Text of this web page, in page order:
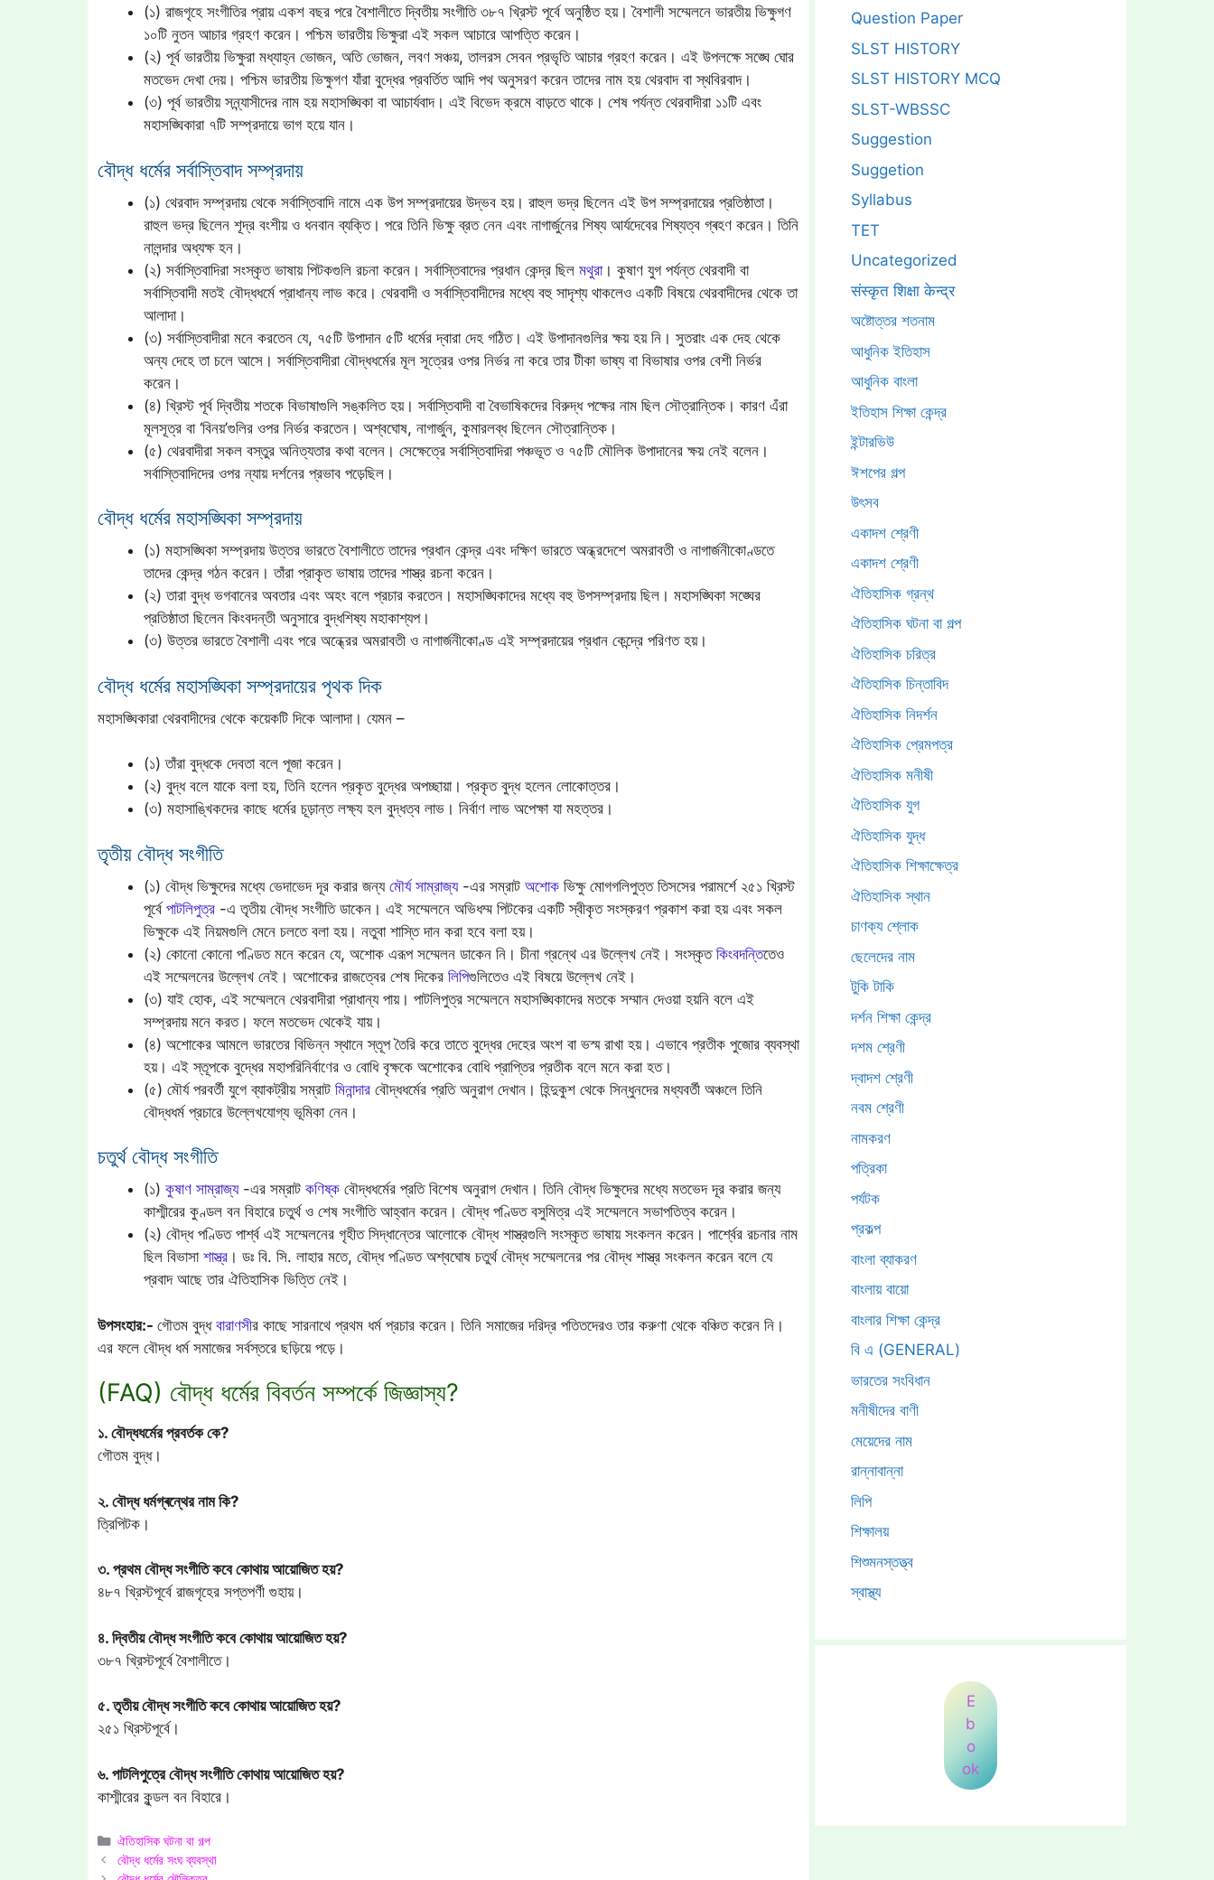
(১) রাজগৃহে সংগীতির প্রায় একশ বছর পরে বৈশালীতে দ্বিতীয় সংগীতি ৩৮৭ খ্রিস্ট পূর্বে অনুষ্ঠিত হয়। বৈশালী সম্মেলনে ভারতীয় ভিক্ষুগণ
১০টি নুতন আচার গ্রহণ করেন। পশ্চিম ভারতীয় ভিক্ষুরা এই সকল আচারে আপত্তি করেন।
(২) পূর্ব ভারতীয় ভিক্ষুরা মধ্যাহ্ন ভোজন, অতি ভোজন, লবণ সঞ্চয়, তালরস সেবন প্রভৃতি আচার গ্রহণ করেন। এই উপলক্ষে সঙ্ঘে ঘোর
মতভেদ দেখা দেয়। পশ্চিম ভারতীয় ভিক্ষুগণ যাঁরা বুদ্ধের প্রবর্তিত আদি পথ অনুসরণ করেন তাদের নাম হয় থেরবাদ বা স্থবিরবাদ।
(৩) পূর্ব ভারতীয় সন্ন্যাসীদের নাম হয় মহাসঙ্ঘিকা বা আচার্যবাদ। এই বিভেদ ক্রমে বাড়তে থাকে। শেষ পর্যন্ত থেরবাদীরা ১১টি এবং
মহাসঙ্ঘিকারা ৭টি সম্প্রদায়ে ভাগ হয়ে যান।
বৌদ্ধ ধর্মের সর্বাস্তিবাদ সম্প্রদায়
(১) থেরবাদ সম্প্রদায় থেকে সর্বাস্তিবাদি নামে এক উপ সম্প্রদায়ের উদ্ভব হয়। রাহুল ভদ্র ছিলেন এই উপ সম্প্রদায়ের প্রতিষ্ঠাতা।
রাহুল ভদ্র ছিলেন শূদ্র বংশীয় ও ধনবান ব্যক্তি। পরে তিনি ভিক্ষু ব্রত নেন এবং নাগার্জুনের শিষ্য আর্যদেবের শিষ্যত্ব গ্ৰহণ করেন। তিনি
নালন্দার অধ্যক্ষ হন।
(২) সর্বাস্তিবাদিরা সংস্কৃত ভাষায় পিটকগুলি রচনা করেন। সর্বাস্তিবাদের প্রধান কেন্দ্র ছিল মথুরা। কুষাণ যুগ পর্যন্ত থেরবাদী বা
সর্বাস্তিবাদী মতই বৌদ্ধধর্মে প্রাধান্য লাভ করে। থেরবাদী ও সর্বাস্তিবাদীদের মধ্যে বহু সাদৃশ্য থাকলেও একটি বিষয়ে থেরবাদীদের থেকে তা
আলাদা।
(৩) সর্বাস্তিবাদীরা মনে করতেন যে, ৭৫টি উপাদান ৫টি ধর্মের দ্বারা দেহ গঠিত। এই উপাদানগুলির ক্ষয় হয় নি। সুতরাং এক দেহ থেকে
অন্য দেহে তা চলে আসে। সর্বাস্তিবাদীরা বৌদ্ধধর্মের মূল সূত্রের ওপর নির্ভর না করে তার টীকা ভাষ্য বা বিভাষার ওপর বেশী নির্ভর
করেন।
(৪) খ্রিস্ট পূর্ব দ্বিতীয় শতকে বিভাষাগুলি সঙ্কলিত হয়। সর্বাস্তিবাদী বা বৈভাষিকদের বিরুদ্ধ পক্ষের নাম ছিল সৌত্রান্তিক। কারণ এঁরা
মূলসূত্র বা ‘বিনয়’গুলির ওপর নির্ভর করতেন। অশ্বঘোষ, নাগার্জুন, কুমারলব্ধ ছিলেন সৌত্রান্তিক।
(৫) থেরবাদীরা সকল বস্তুর অনিত্যতার কথা বলেন। সেক্ষেত্রে সর্বাস্তিবাদিরা পঞ্চভূত ও ৭৫টি মৌলিক উপাদানের ক্ষয় নেই বলেন।
সর্বাস্তিবাদিদের ওপর ন্যায় দর্শনের প্রভাব পড়েছিল।
বৌদ্ধ ধর্মের মহাসঙ্ঘিকা সম্প্রদায়
(১) মহাসঙ্ঘিকা সম্প্রদায় উত্তর ভারতে বৈশালীতে তাদের প্রধান কেন্দ্র এবং দক্ষিণ ভারতে অন্ধ্রদেশে অমরাবতী ও নাগার্জনীকোণ্ডতে
তাদের কেন্দ্র গঠন করেন। তাঁরা প্রাকৃত ভাষায় তাদের শাস্ত্র রচনা করেন।
(২) তারা বুদ্ধ ভগবানের অবতার এবং অহং বলে প্রচার করতেন। মহাসঙ্ঘিকাদের মধ্যে বহু উপসম্প্রদায় ছিল। মহাসঙ্ঘিকা সঙ্ঘের
প্রতিষ্ঠাতা ছিলেন কিংবদন্তী অনুসারে বুদ্ধশিষ্য মহাকাশ্যপ।
(৩) উত্তর ভারতে বৈশালী এবং পরে অন্ধ্রের অমরাবতী ও নাগার্জনীকোণ্ড এই সম্প্রদায়ের প্রধান কেন্দ্রে পরিণত হয়।
বৌদ্ধ ধর্মের মহাসঙ্ঘিকা সম্প্রদায়ের পৃথক দিক
মহাসঙ্ঘিকারা থেরবাদীদের থেকে কয়েকটি দিকে আলাদা। যেমন –
(১) তাঁরা বুদ্ধকে দেবতা বলে পূজা করেন।
(২) বুদ্ধ বলে যাকে বলা হয়, তিনি হলেন প্রকৃত বুদ্ধের অপচ্ছায়া। প্রকৃত বুদ্ধ হলেন লোকোত্তর।
(৩) মহাসাঙ্খিকদের কাছে ধর্মের চূড়ান্ত লক্ষ্য হল বুদ্ধত্ব লাভ। নির্বাণ লাভ অপেক্ষা যা মহত্তর।
তৃতীয় বৌদ্ধ সংগীতি
(১) বৌদ্ধ ভিক্ষুদের মধ্যে ভেদাভেদ দূর করার জন্য মৌর্য সাম্রাজ্য-এর সম্রাট অশোক ভিক্ষু মোগগলিপুত্ত তিসসের পরামর্শে ২৫১ খ্রিস্ট
পূর্বেপাটলিপুত্র -এ তৃতীয় বৌদ্ধ সংগীতি ডাকেন। এই সম্মেলনে অভিধম্ম পিটকের একটি স্বীকৃত সংস্করণ প্রকাশ করা হয় এবং সকল
ভিক্ষুকে এই নিয়মগুলি মেনে চলতে বলা হয়। নতুবা শাস্তি দান করা হবে বলা হয়।
(২) কোনো কোনো পণ্ডিত মনে করেন যে, অশোক এরূপ সম্মেলন ডাকেন নি। চীনা গ্রন্থে এর উল্লেখ নেই। সংস্কৃত কিংবদন্তিতেও
এই সম্মেলনের উল্লেখ নেই। অশোকের রাজত্বের শেষ দিকের লিপিগুলিতেও এই বিষয়ে উল্লেখ নেই।
(৩) যাই হোক, এই সম্মেলনে থেরবাদীরা প্রাধান্য পায়। পাটলিপুত্র সম্মেলনে মহাসঙ্ঘিকাদের মতকে সম্মান দেওয়া হয়নি বলে এই
সম্প্রদায় মনে করত। ফলে মতভেদ থেকেই যায়।
(৪) অশোকের আমলে ভারতের বিভিন্ন স্থানে স্তূপ তৈরি করে তাতে বুদ্ধের দেহের অংশ বা ভস্ম রাখা হয়। এভাবে প্রতীক পুজোর ব্যবস্থা
হয়। এই স্তূপকে বুদ্ধের মহাপরিনির্বাণের ও বোধি বৃক্ষকে অশোকের বোধি প্রাপ্তির প্রতীক বলে মনে করা হত।
(৫) মৌর্য পরবর্তী যুগে ব্যাকট্রীয় সম্রাট মিনান্দার বৌদ্ধধর্মের প্রতি অনুরাগ দেখান। হিন্দুকুশ থেকে সিন্ধুনদের মধ্যবর্তী অঞ্চলে তিনি
বৌদ্ধধর্ম প্রচারে উল্লেখযোগ্য ভূমিকা নেন।
চতুর্থ বৌদ্ধ সংগীতি
(১) কুষাণ সাম্রাজ্য-এর সম্রাট কণিষ্ক বৌদ্ধধর্মের প্রতি বিশেষ অনুরাগ দেখান। তিনি বৌদ্ধ ভিক্ষুদের মধ্যে মতভেদ দূর করার জন্য
কাশ্মীরের কুণ্ডল বন বিহারে চতুর্থ ও শেষ সংগীতি আহ্বান করেন। বৌদ্ধ পণ্ডিত বসুমিত্র এই সম্মেলনে সভাপতিত্ব করেন।
(২) বৌদ্ধ পণ্ডিত পার্শ্ব এই সম্মেলনের গৃহীত সিদ্ধান্তের আলোকে বৌদ্ধ শাস্ত্রগুলি সংস্কৃত ভাষায় সংকলন করেন। পার্শ্বের রচনার নাম
ছিল বিভাসা শাস্ত্র । ডঃ বি. সি. লাহার মতে, বৌদ্ধ পণ্ডিত অশ্বঘোষ চতুর্থ বৌদ্ধ সম্মেলনের পর বৌদ্ধ শাস্ত্র সংকলন করেন বলে যে
প্রবাদ আছে তার ঐতিহাসিক ভিত্তি নেই।
উপসংহার:- গৌতম বুদ্ধ বারাণসীর কাছে সারনাথে প্রথম ধর্ম প্রচার করেন। তিনি সমাজের দরিদ্র পতিতদেরও তার করুণা থেকে বঞ্চিত করেন নি।
এর ফলে বৌদ্ধ ধর্ম সমাজের সর্বস্তরে ছড়িয়ে পড়ে।
(FAQ) বৌদ্ধ ধর্মের বিবর্তন সম্পর্কে জিজ্ঞাস্য?
১. বৌদ্ধধর্মের প্রবর্তক কে?
গৌতম বুদ্ধ।
২. বৌদ্ধ ধর্মগ্ৰন্থের নাম কি?
ত্রিপিটক।
৩. প্রথম বৌদ্ধ সংগীতি কবে কোথায় আয়োজিত হয়?
৪৮৭ খ্রিস্টপূর্বে রাজগৃহের সপ্তপর্ণী গুহায়।
৪. দ্বিতীয় বৌদ্ধ সংগীতি কবে কোথায় আয়োজিত হয়?
৩৮৭ খ্রিস্টপূর্বে বৈশালীতে।
৫. তৃতীয় বৌদ্ধ সংগীতি কবে কোথায় আয়োজিত হয়?
২৫১ খ্রিস্টপূর্বে।
৬. পাটলিপুত্রে বৌদ্ধ সংগীতি কোথায় আয়োজিত হয়?
কাশ্মীরের কুন্ডল বন বিহারে।
Categories
ঐতিহাসিক ঘটনা বা গল্প
বৌদ্ধ ধর্মের সংঘ ব্যবস্থা
Question Paper
SLST HISTORY
SLST HISTORY MCQ
SLST-WBSSC
Suggestion
Suggetion
Syllabus
TET
Uncategorized
संस्कृत शिक्षा केन्द्र
অষ্টোত্তর শতনাম
আধুনিক ইতিহাস
আধুনিক বাংলা
ইতিহাস শিক্ষা কেন্দ্র
ইন্টারভিউ
ঈশপের গল্প
উৎসব
একাদশ শ্রেণী
একাদশ শ্রেণী
ঐতিহাসিক গ্রন্থ
ঐতিহাসিক ঘটনা বা গল্প
ঐতিহাসিক চরিত্র
ঐতিহাসিক চিন্তাবিদ
ঐতিহাসিক নিদর্শন
ঐতিহাসিক প্রেমপত্র
ঐতিহাসিক মনীষী
ঐতিহাসিক যুগ
ঐতিহাসিক যুদ্ধ
ঐতিহাসিক শিক্ষাক্ষেত্র
ঐতিহাসিক স্থান
চাণক্য শ্লোক
ছেলেদের নাম
টুকি টাকি
দর্শন শিক্ষা কেন্দ্র
দশম শ্রেণী
দ্বাদশ শ্রেণী
নবম শ্রেণী
নামকরণ
পত্রিকা
পর্যটক
প্রকল্প
বাংলা ব্যাকরণ
বাংলায় বায়ো
বাংলার শিক্ষা কেন্দ্র
বি এ (GENERAL)
ভারতের সংবিধান
মনীষীদের বাণী
মেয়েদের নাম
রান্নাবান্না
লিপি
শিক্ষালয়
শিশুমনস্তত্ত্ব
স্বাস্থ্য
E
b
o
ok